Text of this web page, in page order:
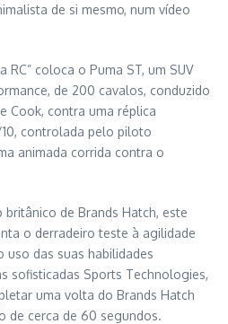
de si mesmo, num vídeo
RC” coloca o Puma ST, um SUV
de 200 cavalos, conduzido
Cook, contra uma réplica
controlada pelo piloto
animada corrida contra o
de Brands Hatch, este
o derradeiro teste à agilidade
uso das suas habilidades
sofisticadas Sports Technologies,
uma volta do Brands Hatch
de cerca de 60 segundos.